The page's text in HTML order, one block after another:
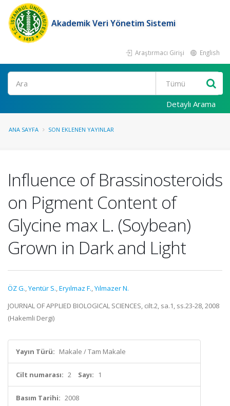
Akademik Veri Yönetim Sistemi
Araştırmacı Girişi English
Ara
Detaylı Arama
ANA SAYFA SON EKLENEN YAYINLAR
Influence of Brassinosteroids
on Pigment Content of
Glycine max L. (Soybean)
Grown in Dark and Light
ÖZ G.,Yentür S.,Eryılmaz F.,Yılmazer N.
JOURNAL OF APPLIED BIOLOGICAL SCIENCES, cilt.2, sa.1, ss.23-28, 2008
(Hakemli Dergi)
Yayın Türü: Makale / Tam Makale
Cilt numarası: 2 Sayı: 1
Basım Tarihi: 2008